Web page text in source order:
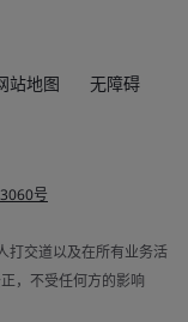
站地图 无障碍
号
打交道以及在所有业务活
，不受任何方的影响